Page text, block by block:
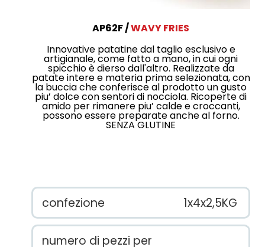
AP62F WAVY FRIES
Innovative patatine dal taglio esclusivo e
artigianale, come fatto a mano, in cui ogni
spicchio è dierso dall'altro. Realizzate da
patate intere e materia prima selezionata, con
la buccia che conferisce al prodotto un gusto
piu’ dolce con sentori di nocciola. Ricoperte di
amido per rimanere piu’ calde e croccanti,
possono essere preparate anche al forno.
SENZA GLUTINE
confezione 1x4x2,5KG
numero di pezzi per